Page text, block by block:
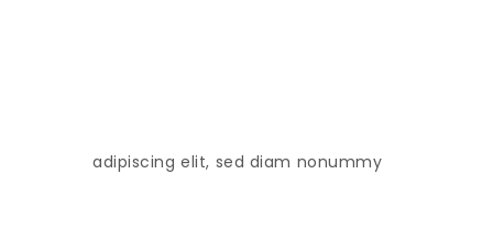
adipiscing elit, sed diam nonummy